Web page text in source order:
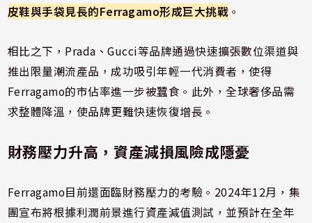
皮鞋與手袋見長的Ferragamo形成巨大挑戰 。
相比之下，Prada、Gucci等品牌通過快速擴張數位渠道與
推出限量潮流產品，成功吸引年輕一代消費者，使得
Ferragamo的市佔率進一步被蠶食。此外，全球奢侈品需
求整體降溫，使品牌更難快速恢復增長。
財務壓力升高，資產減損風險成隱憂
Ferragamo目前還面臨財務壓力的考驗。2024年12月，集
團宣布將根據利潤前景進行資產減值測試，並預計在全年